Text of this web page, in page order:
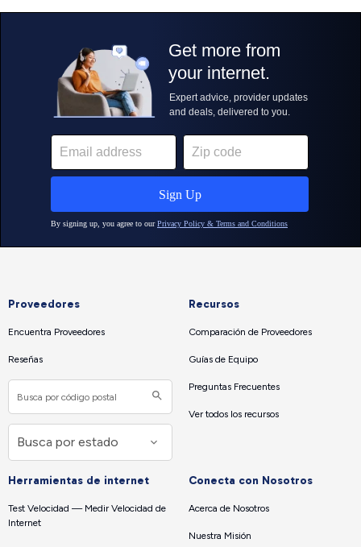
Proveedores
Encuentra Proveedores
Reseñas
Recursos
Comparación de Proveedores
Guías de Equipo
Preguntas Frecuentes
Ver todos los recursos
Herramientas de internet
Test Velocidad — Medir Velocidad de
Internet
Conecta con Nosotros
Acerca de Nosotros
Nuestra Misión